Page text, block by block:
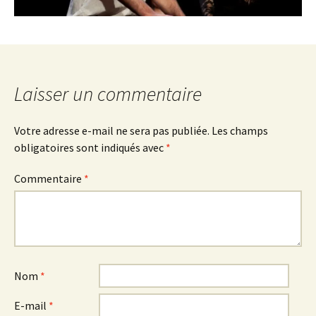
Laisser un commentaire
Votre adresse e-mail ne sera pas publiée. Les champs
obligatoires sont indiqués avec *
Commentaire *
Nom *
E-mail *